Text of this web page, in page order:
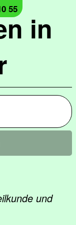
in
55
und